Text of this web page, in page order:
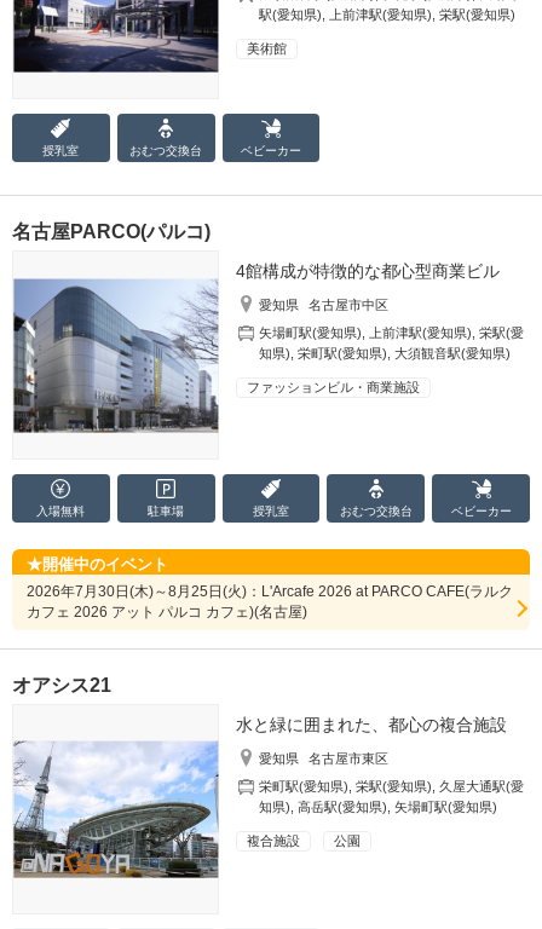
駅(愛知県)
上前津駅(愛知県) ,栄駅(愛知県)
美術館
授乳室 おむつ交換台 ベビーカー
名古屋PARCO(パルコ)
4館構成が特徴的な都心型商業ビル
愛知県
名古屋市中区
矢場町駅(愛知県)
上前津駅(愛知県) ,栄駅(愛
知県) ,栄町駅(愛知県) ,大須観音駅(愛知県)
ファッションビル・商業施設
入場無料 駐車場 授乳室 おむつ交換台 ベビーカー
開催中のイベント
2026年7月30日(木)～8月25日(火)：L'Arcafe 2026 at PARCO CAFE(ラルク
カフェ 2026 アット パルコ カフェ)(名古屋)
オアシス21
水と緑に囲まれた、都心の複合施設
愛知県
名古屋市東区
栄町駅(愛知県) ,栄駅(愛知県) ,久屋大通駅(愛
知県) ,高岳駅(愛知県) ,矢場町駅(愛知県)
複合施設 公園